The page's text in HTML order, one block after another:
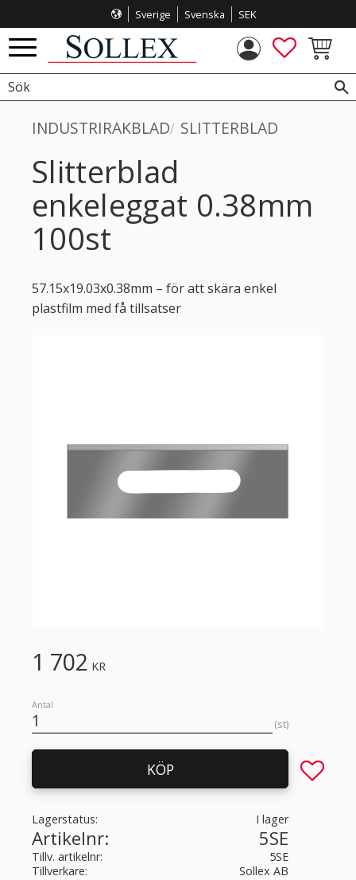
Meny
Sverige Svenska SEK
FAVORITER
INDUSTRIRAKBLAD SLITTERBLAD
Slitterblad
enkeleggat 0.38mm
100st
57.15x19.03x0.38mm – för att skära enkel
plastfilm med få tillsatser
1 702 KR
Antal
st
KÖP Lägg till
Lagerstatus I lager
Artikelnr 5SE
Tillv. artikelnr
5SE
Tillverkare
Sollex AB